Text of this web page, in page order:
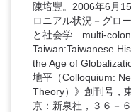
陳培豐。2006年6月
ロニアル状況－グロ
と社会学 multi-
Taiwan:Taiwanese
the Age of
地平（Colloquium:
Theory）》創刊号，
京：新泉社，３６－６